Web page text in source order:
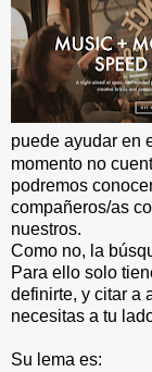
puede ayudar en
momento no
podremos
compañeros/as
nuestros.
Como no, la
Para ello solo
definirte, y citar a
necesitas a tu
Su lema es: